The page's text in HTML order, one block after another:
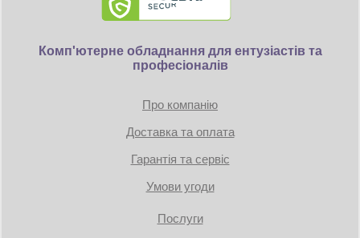
Комп'ютерне обладнання для ентузіастів та
професіоналів
Про компанію
Доставка та оплата
Гарантія та сервіс
Умови угоди
Послуги